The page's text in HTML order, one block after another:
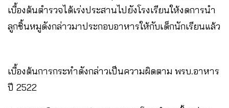
เบื้องต้นตำรวจได้เร่งประสานไปยังโรงเรียนให้งดการนำ
ลูกชิ้นหมูดังกล่าวมาประกอบอาหารให้กับเด็กนักเรียนแล้ว
เบื้องต้นการกระทำดังกล่าวเป็นความผิดตาม พรบ.อาหาร
ปี 2522